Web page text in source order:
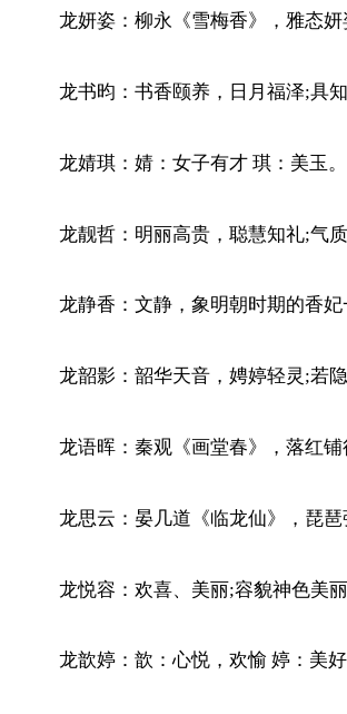
龙妍姿：柳永《雪梅香》，雅态妍
龙书昀：书香颐养，日月福泽;具
龙婧琪：婧：女子有才 琪：美玉。
龙靓哲：明丽高贵，聪慧知礼;气质
龙静香：文静，象明朝时期的香妃
龙韶影：韶华天音，娉婷轻灵;若
龙语晖：秦观《画堂春》，落红铺
龙思云：晏几道《临龙仙》，琵
龙悦容：欢喜、美丽;容貌神色美
龙歆婷：歆：心悦，欢愉 婷：美好